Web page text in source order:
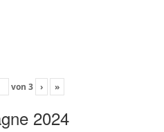
von 3 › »
2024